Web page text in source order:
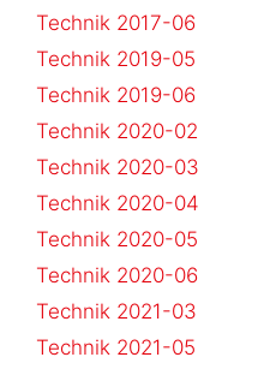
Technik 2017-06
Technik 2019-05
Technik 2019-06
Technik 2020-02
Technik 2020-03
Technik 2020-04
Technik 2020-05
Technik 2020-06
Technik 2021-03
Technik 2021-05